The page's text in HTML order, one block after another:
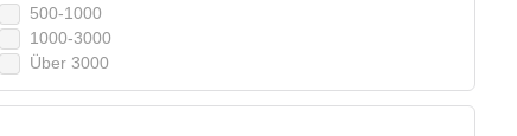
500-1000
1000-3000
Über 3000